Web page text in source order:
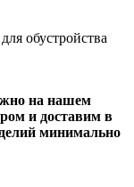
обустройства
на нашем
и доставим в
минимально